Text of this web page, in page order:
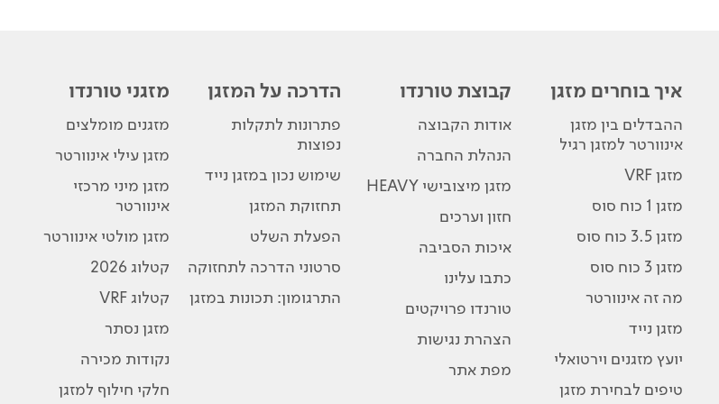
איך בוחרים מזגן
ההבדלים בין מזגן
אינוורטר למזגן רגיל
מזגן VRF
מזגן 1 כוח סוס
מזגן 3.5 כוח סוס
מזגן 3 כוח סוס
מה זה אינוורטר
מזגן נייד
יועץ מזגנים וירטואלי
טיפים לבחירת מזגן
קבוצת טורנדו
אודות הקבוצה
הנהלת החברה
מזגן מיצובישי HEAVY
חזון וערכים
איכות הסביבה
כתבו עלינו
טורנדו פרויקטים
הצהרת נגישות
מפת אתר
הדרכה על המזגן
פתרונות לתקלות
נפוצות
שימוש נכון במזגן נייד
תחזוקת המזגן
הפעלת השלט
סרטוני הדרכה לתחזוקה
התרגומון: תכונות במזגן
מזגני טורנדו
מזגנים מומלצים
מזגן עילי אינוורטר
מזגן מיני מרכזי
אינוורטר
מזגן מולטי אינוורטר
קטלוג 2026
קטלוג VRF
מזגן נסתר
נקודות מכירה
חלקי חילוף למזגן